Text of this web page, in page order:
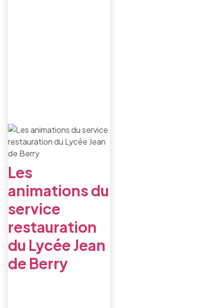
Les
animations du
service
restauration
du Lycée Jean
de Berry